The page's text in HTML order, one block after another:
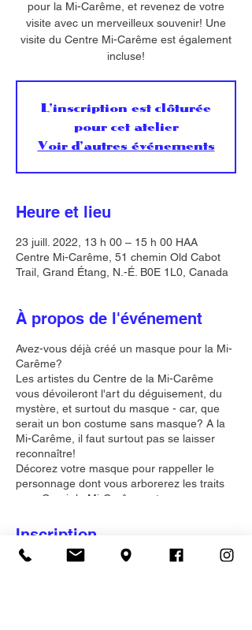
pour la Mi-Carême, et revenez de votre
visite avec un merveilleux souvenir! Une
visite du Centre Mi-Carême est également
incluse!
L'inscription est clôturée
pour cet atelier
Voir d'autres événements
Heure et lieu
23 juill. 2022, 13 h 00 – 15 h 00 HAA
Centre Mi-Carême, 51 chemin Old Cabot
Trail, Grand Étang, N.-É. B0E 1L0, Canada
À propos de l'événement
Avez-vous déjà créé un masque pour la Mi-
Carême?
Les artistes du Centre de la Mi-Carême
vous dévoileront l'art du déguisement, du
mystère, et surtout du masque - car, que
serait un bon costume sans masque? A la
Mi-Carême, il faut surtout pas se laisser
reconnaître!
Décorez votre masque pour rappeller le
personnage dont vous arborerez les traits
pour Courir la Mi-Carême, et ramenez un
Après l'atelier, poursuivez votre journée sur
du Centre, et laissez-vous
Inscription